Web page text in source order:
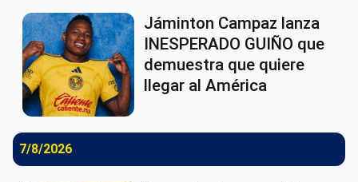
Jáminton Campaz lanza
INESPERADO GUIÑO que
demuestra que quiere
llegar al América
7/8/2026